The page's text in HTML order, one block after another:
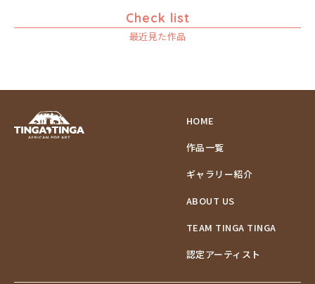
Check list
最近見た作品
HOME
作品一覧
ギャラリー紹介
ABOUT US
TEAM TINGA TINGA
認定アーティスト